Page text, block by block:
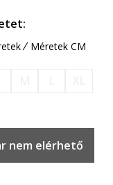
Méretek CM
nem elérhető